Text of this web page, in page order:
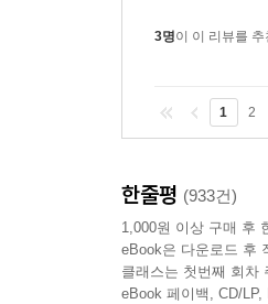
3명이 이 리뷰를
1 2
한줄평 (933건)
1,000원 이상 구매 후
eBook은 다운로드 후
클래스는 첫번째 회차
eBook 페이백, CD/